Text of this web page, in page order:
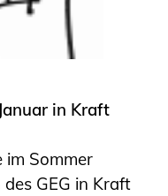
in Kraft
im Sommer
GEG in Kraft